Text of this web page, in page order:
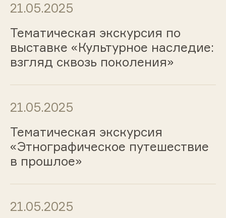
21.05.2025
Тематическая экскурсия по
выставке «Культурное наследие:
взгляд сквозь поколения»
21.05.2025
Тематическая экскурсия
«Этнографическое путешествие
в прошлое»
21.05.2025